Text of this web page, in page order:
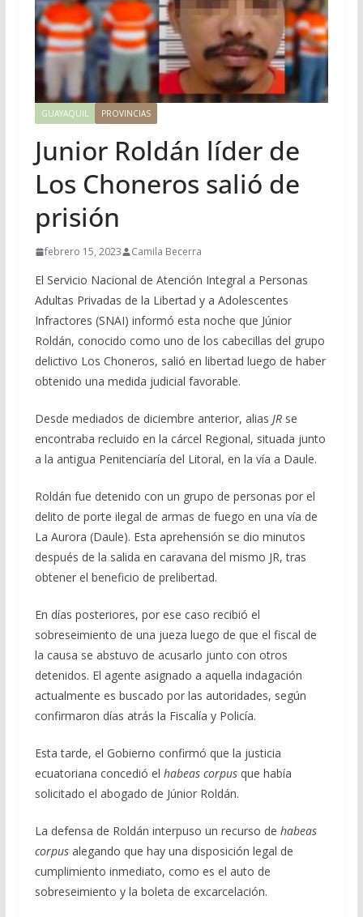
GUAYAQUIL PROVINCIAS
Junior Roldán líder de
Los Choneros salió de
prisión
febrero 15, 2023 Camila Becerra
El Servicio Nacional de Atención Integral a Personas
Adultas Privadas de la Libertad y a Adolescentes
Infractores (SNAI) informó esta noche que Júnior
Roldán, conocido como uno de los cabecillas del grupo
delictivo Los Choneros, salió en libertad luego de haber
obtenido una medida judicial favorable.
Desde mediados de diciembre anterior, alias JRse
encontraba recluido en la cárcel Regional, situada junto
a la antigua Penitenciaría del Litoral, en la vía a Daule.
Roldán fue detenido con un grupo de personas por el
delito de porte ilegal de armas de fuego en una vía de
La Aurora (Daule). Esta aprehensión se dio minutos
después de la salida en caravana del mismo JR, tras
obtener el beneficio de prelibertad.
En días posteriores, por ese caso recibió el
sobreseimiento de una jueza luego de que el fiscal de
la causa se abstuvo de acusarlo junto con otros
detenidos. El agente asignado a aquella indagación
actualmente es buscado por las autoridades, según
confirmaron días atrás la Fiscalía y Policía.
Esta tarde, el Gobierno confirmó que la justicia
ecuatoriana concedió el habeas corpus que había
solicitado el abogado de Júnior Roldán.
La defensa de Roldán interpuso un recurso de habeas
corpusalegando que hay una disposición legal de
cumplimiento inmediato, como es el auto de
sobreseimiento y la boleta de excarcelación.